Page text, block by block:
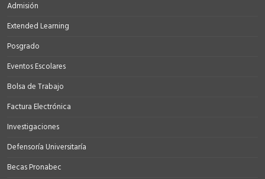
Admisión
Extended Learning
Posgrado
Eventos Escolares
Bolsa de Trabajo
Factura Electrónica
Investigaciones
Defensoría Universitaría
Becas Pronabec